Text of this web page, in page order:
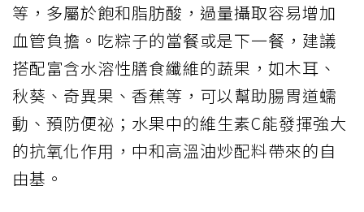
等，多屬於飽和脂肪酸，過量攝取容易增加
血管負擔。吃粽子的當餐或是下一餐，建議
搭配富含水溶性膳食纖維的蔬果，如木耳、
秋葵、奇異果、香蕉等，可以幫助腸胃道蠕
動、預防便祕；水果中的維生素C能發揮強大
的抗氧化作用，中和高溫油炒配料帶來的自
由基。